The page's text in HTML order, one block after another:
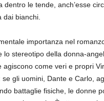
dentro le tende, anch’esse
dai bianchi.
importanza nel
lo stereotipo della donna-
agiscono come veri e propri
se gli uomini, Dante e Carlo,
battaglie fisiche, le donne